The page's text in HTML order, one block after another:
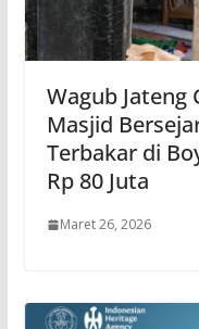
Wagub Jateng
Masjid
Terbakar di
Rp 80 Juta
Maret 26, 2026